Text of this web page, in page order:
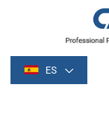
ES